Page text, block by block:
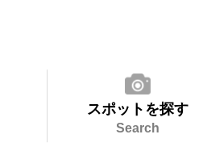
スポットを探す
Search